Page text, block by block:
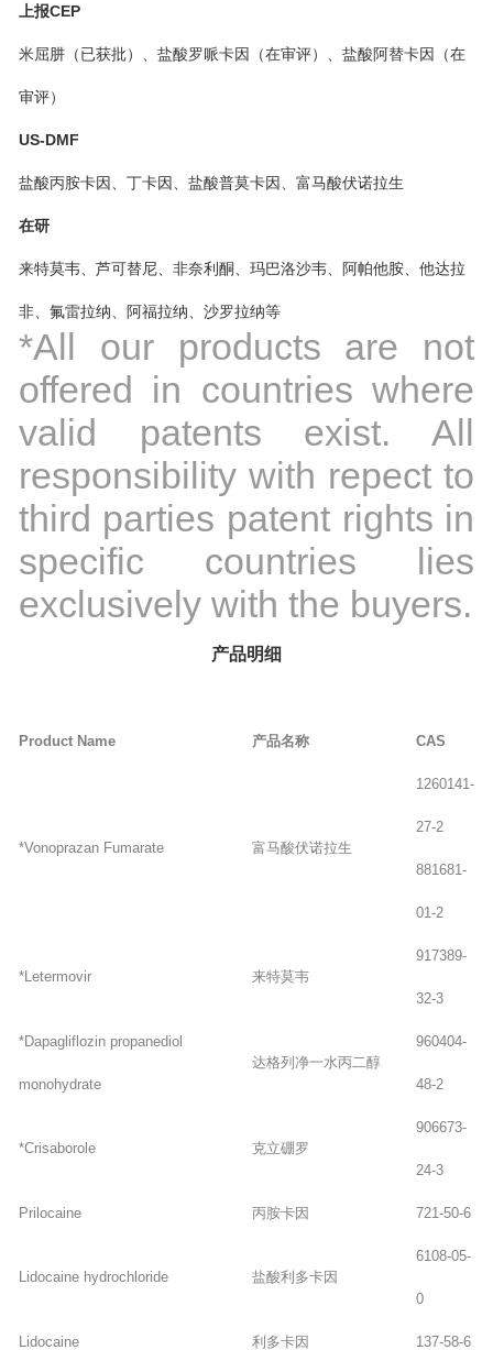
上报CEP
米屈肼（已获批）、盐酸罗哌卡因（在审评）、盐酸阿替卡因（在
审评）
US-DMF
盐酸丙胺卡因、丁卡因、盐酸普莫卡因、富马酸伏诺拉生
在研
来特莫韦、芦可替尼、非奈利酮、玛巴洛沙韦、阿帕他胺、他达拉
非、氟雷拉纳、阿福拉纳、沙罗拉纳等
*All our products are not
offered in countries where
valid patents exist. All
responsibility with repect to
third parties patent rights in
specific countries lies
exclusively with the buyers.
产品明细
Product Name 产品名称 CAS
*Vonoprazan Fumarate 富马酸伏诺拉生
1260141-
27-2
881681-
01-2
*Letermovir 来特莫韦
917389-
32-3
*Dapagliflozin propanediol
monohydrate
达格列净一水丙二醇
960404-
48-2
*Crisaborole 克立硼罗
906673-
24-3
Prilocaine 丙胺卡因 721-50-6
Lidocaine hydrochloride 盐酸利多卡因
6108-05-
0
Lidocaine 利多卡因 137-58-6